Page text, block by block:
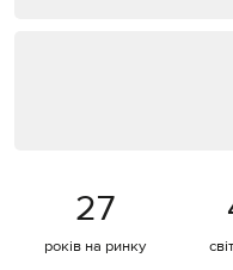
27
років на ринку